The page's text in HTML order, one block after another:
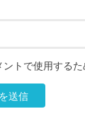
ントで使用する